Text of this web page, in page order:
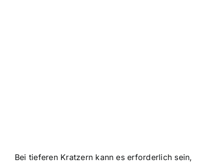
Bei tieferen Kratzern kann es erforderlich sein,